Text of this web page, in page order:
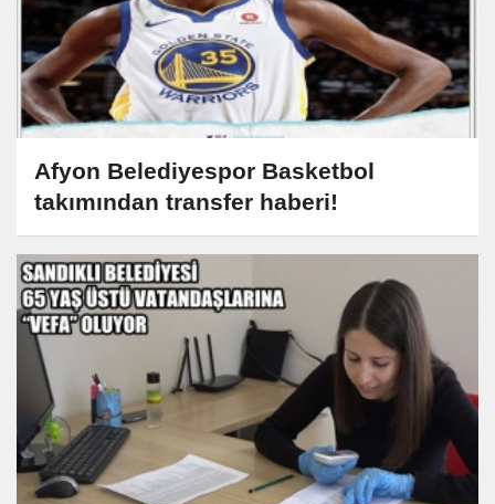
Afyon Belediyespor Basketbol
takımından transfer haberi!